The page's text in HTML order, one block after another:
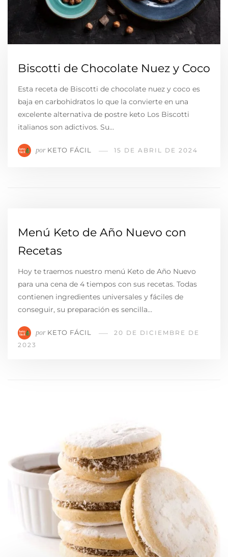
Biscotti de Chocolate Nuez y Coco
Esta receta de Biscotti de chocolate nuez y coco es
baja en carbohidratos lo que la convierte en una
excelente alternativa de postre keto Los Biscotti
italianos son adictivos. Su…
por KETO FÁCIL 15 DE ABRIL DE 2024
Menú Keto de Año Nuevo con
Recetas
Hoy te traemos nuestro menú Keto de Año Nuevo
para una cena de 4 tiempos con sus recetas. Todas
contienen ingredientes universales y fáciles de
conseguir, su preparación es sencilla…
por KETO FÁCIL
20 DE DICIEMBRE DE
2023